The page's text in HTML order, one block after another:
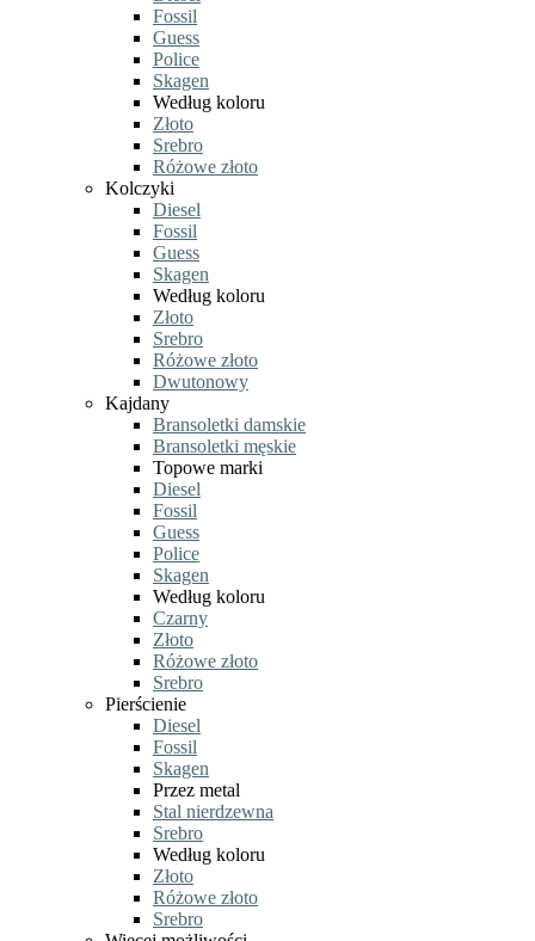
Fossil
Guess
Police
Skagen
Według koloru
Złoto
Srebro
Różowe złoto
Kolczyki
Diesel
Fossil
Guess
Skagen
Według koloru
Złoto
Srebro
Różowe złoto
Dwutonowy
Kajdany
Bransoletki damskie
Bransoletki męskie
Topowe marki
Diesel
Fossil
Guess
Police
Skagen
Według koloru
Czarny
Złoto
Różowe złoto
Srebro
Pierścienie
Diesel
Fossil
Skagen
Przez metal
Stal nierdzewna
Srebro
Według koloru
Złoto
Różowe złoto
Srebro